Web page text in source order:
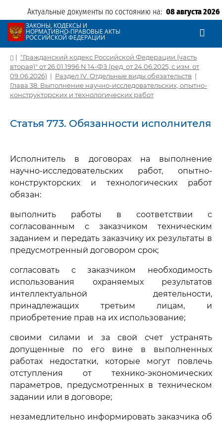
Актуальные документы по состоянию на: 08 августа 2026
ЗАКОНЫ, КОДЕКСЫ И
НОРМАТИВНО-ПРАВОВЫЕ АКТЫ
РОССИЙСКОЙ ФЕДЕРАЦИИ
| "Гражданский кодекс Российской Федерации (часть
вторая)" от 26.01.1996 N 14-ФЗ (ред. от 24.06.2025, с изм. от
09.06.2026) | Раздел IV. Отдельные виды обязательств |
Глава 38. Выполнение научно-исследовательских, опытно-
конструкторских и технологических работ
Статья 773. Обязанности исполнителя
Исполнитель в договорах на выполнение
научно-исследовательских работ, опытно-
конструкторских и технологических работ
обязан:
выполнить работы в соответствии с
согласованным с заказчиком техническим
заданием и передать заказчику их результаты в
предусмотренный договором срок;
согласовать с заказчиком необходимость
использования охраняемых результатов
интеллектуальной деятельности,
принадлежащих третьим лицам, и
приобретение прав на их использование;
своими силами и за свой счет устранять
допущенные по его вине в выполненных
работах недостатки, которые могут повлечь
отступления от технико-экономических
параметров, предусмотренных в техническом
задании или в договоре;
незамедлительно информировать заказчика об